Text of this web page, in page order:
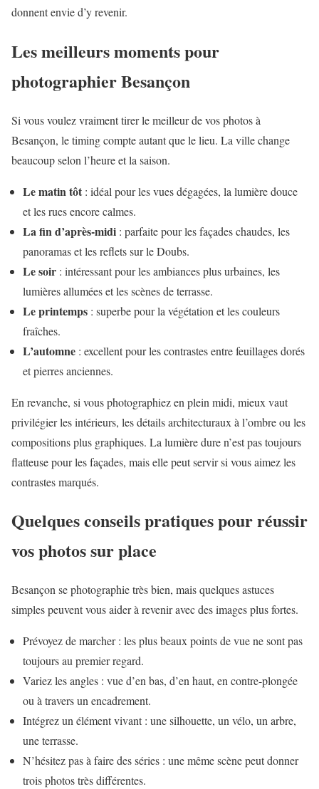
donnent envie d’y revenir.
Les meilleurs moments pour
photographier Besançon
Si vous voulez vraiment tirer le meilleur de vos photos à
Besançon, le timing compte autant que le lieu. La ville change
beaucoup selon l’heure et la saison.
Le matin tôt : idéal pour les vues dégagées, la lumière douce
et les rues encore calmes.
La fin d’après-midi : parfaite pour les façades chaudes, les
panoramas et les reflets sur le Doubs.
Le soir : intéressant pour les ambiances plus urbaines, les
lumières allumées et les scènes de terrasse.
Le printemps : superbe pour la végétation et les couleurs
fraîches.
L’automne : excellent pour les contrastes entre feuillages dorés
et pierres anciennes.
En revanche, si vous photographiez en plein midi, mieux vaut
privilégier les intérieurs, les détails architecturaux à l’ombre ou les
compositions plus graphiques. La lumière dure n’est pas toujours
flatteuse pour les façades, mais elle peut servir si vous aimez les
contrastes marqués.
Quelques conseils pratiques pour réussir
vos photos sur place
Besançon se photographie très bien, mais quelques astuces
simples peuvent vous aider à revenir avec des images plus fortes.
Prévoyez de marcher : les plus beaux points de vue ne sont pas
toujours au premier regard.
Variez les angles : vue d’en bas, d’en haut, en contre-plongée
ou à travers un encadrement.
Intégrez un élément vivant : une silhouette, un vélo, un arbre,
une terrasse.
N’hésitez pas à faire des séries : une même scène peut donner
trois photos très différentes.